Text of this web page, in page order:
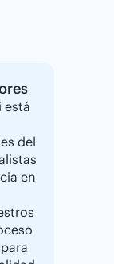
está
del
en